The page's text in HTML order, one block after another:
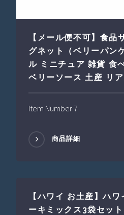
【メール便不可】食品
グネット（ベリーパン
ル ミニチュア 雑貨 食
ベリーソース 土産 リ
Item Number 7
商品詳細
【ハワイ お土産】ハ
ーキミックス3袋セッ